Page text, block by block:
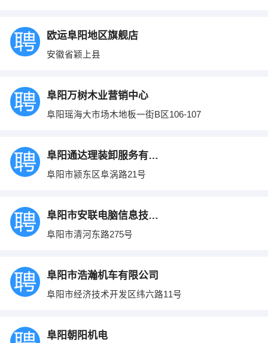
欧运阜阳地区旗舰店
安徽省颖上县
阜阳万树木业营销中心
阜阳瑶海大市场木地板一街B区106-107
阜阳通达理装卸服务有限公司
阜阳市颍东区阜涡路21号
阜阳市安联电脑信息技术有限公司
阜阳市清河东路275号
阜阳市浩瀚机车有限公司
阜阳市经济技术开发区纬六路11号
阜阳朝阳机电